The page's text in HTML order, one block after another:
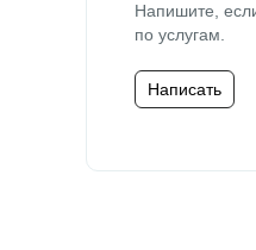
Напишите,
по услугам.
Написать